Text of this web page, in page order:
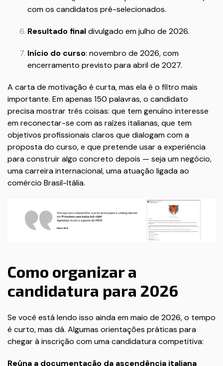
com os candidatos pré-selecionados.
Resultado finaldivulgado em julho de 2026.
Início do curso: novembro de 2026, com
encerramento previsto para abril de 2027.
A carta de motivação é curta, mas ela é o filtro mais
importante. Em apenas 150 palavras, o candidato
precisa mostrar três coisas: que tem genuíno interesse
em reconectar-se com as raízes italianas, que tem
objetivos profissionais claros que dialogam com a
proposta do curso, e que pretende usar a experiência
para construir algo concreto depois — seja um negócio,
uma carreira internacional, uma atuação ligada ao
comércio Brasil-Itália.
Como organizar a
candidatura para 2026
Se você está lendo isso ainda em maio de 2026, o tempo
é curto, mas dá. Algumas orientações práticas para
chegar à inscrição com uma candidatura competitiva:
Reúna a documentação da ascendência italiana